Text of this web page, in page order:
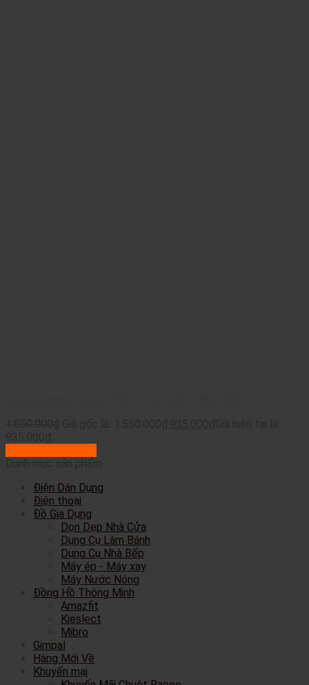
Điện Dân Dụng
Điện thoại
Đồ Gia Dụng
Dọn Dẹp Nhà Cửa
Dụng Cụ Làm Bánh
Dụng Cụ Nhà Bếp
Máy ép - Máy xay
Máy Nước Nóng
Đồng Hồ Thông Minh
Amazfit
Kieslect
Mibro
Gimpal
Hàng Mới Về
Khuyến mại